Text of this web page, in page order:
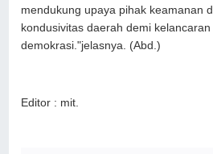
mendukung upaya pihak keamanan
kondusivitas daerah demi
demokrasi."jelasnya. (Abd.)
Editor : mit.